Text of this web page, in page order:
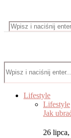
Lifestyle
Lifestyle
Jak
26